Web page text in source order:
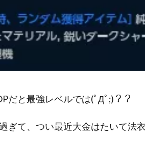
だと最強レベルでは(ﾟДﾟ;)？？
ぎて、つい最近大金はたいて法